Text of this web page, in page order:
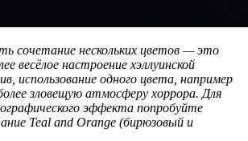
сочетание нескольких цветов — это
весёлое настроение хэллуинской
использование одного цвета, например
зловещую атмосферу хоррора. Для
эффекта попробуйте
Teal and Orange (бирюзовый и